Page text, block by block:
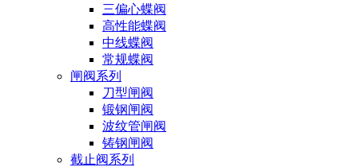
三偏心蝶阀
高性能蝶阀
中线蝶阀
常规蝶阀
闸阀系列
刀型闸阀
锻钢闸阀
波纹管闸阀
铸钢闸阀
截止阀系列